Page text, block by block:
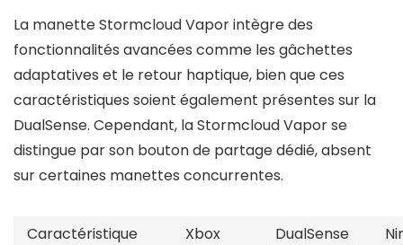
La manette Stormcloud Vapor intègre des
fonctionnalités avancées comme les gâchettes
adaptatives et le retour haptique, bien que ces
caractéristiques soient également présentes sur la
DualSense. Cependant, la Stormcloud Vapor se
distingue par son bouton de partage dédié, absent
sur certaines manettes concurrentes.
Caractéristique
Xbox
DualSense